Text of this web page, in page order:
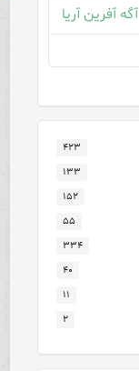
آگه آفرین آریا
۴۲۳
۱۳۳
۱۵۲
۵۵
۳۳۴
۴۰
۱۱
۲